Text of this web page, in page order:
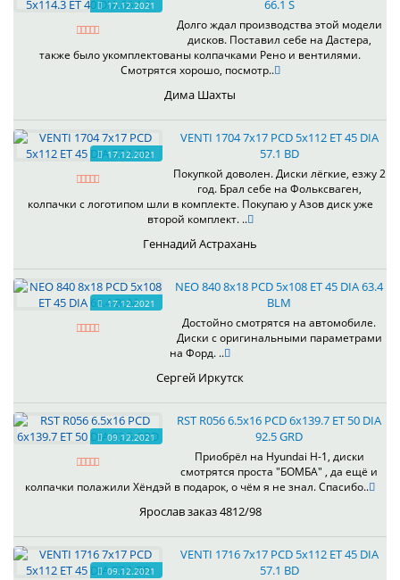
17.12.2021 66.1 S
Долго ждал производства этой модели
дисков. Поставил себе на Дастера,
также было укомплектованы колпачками Рено и вентилями.
Смотрятся хорошо, посмотр..
Дима Шахты
17.12.2021
VENTI 1704 7x17 PCD 5x112 ET 45 DIA
57.1 BD
Покупкой доволен. Диски лёгкие, езжу 2
год. Брал себе на Фольксваген,
колпачки с логотипом шли в комплекте. Покупаю у Азов диск уже
второй комплект. ..
Геннадий Астрахань
17.12.2021
NEO 840 8x18 PCD 5x108 ET 45 DIA 63.4
BLM
Достойно смотрятся на автомобиле.
Диски с оригинальными параметрами
на Форд. ..
Сергей Иркутск
09.12.2021
RST R056 6.5x16 PCD 6x139.7 ET 50 DIA
92.5 GRD
Приобрёл на Hyundai H-1, диски
смотрятся проста "БОМБА" , да ещё и
колпачки полажили Хёндэй в подарок, о чём я не знал. Спасибо..
Ярослав заказ 4812/98
09.12.2021
VENTI 1716 7x17 PCD 5x112 ET 45 DIA
57.1 BD